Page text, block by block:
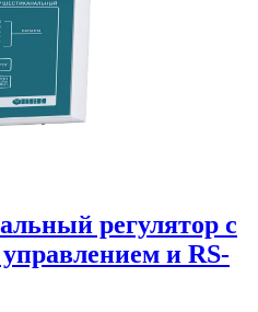
регулятор с
и RS-